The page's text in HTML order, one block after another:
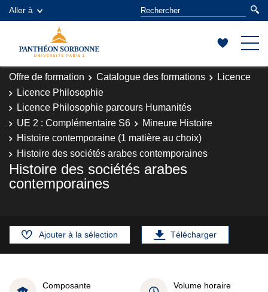
Aller à
Offre de formation Catalogue des formations
Licence
Licence Philosophie
Licence Philosophie parcours Humanités
UE 2 : Complémentaire S6
Mineure Histoire
Histoire contemporaine (1 matière au choix)
Histoire des sociétés arabes contemporaines
Histoire des sociétés arabes
contemporaines
Ajouter à la sélection Télécharger
Composante
Volume horaire